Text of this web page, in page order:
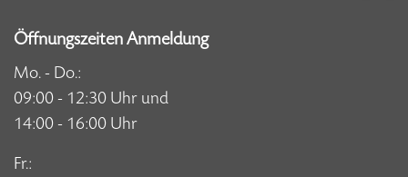
Öffnungszeiten Anmeldung
Mo. - Do.:
09:00 - 12:30 Uhr und
14:00 - 16:00 Uhr
Fr.: